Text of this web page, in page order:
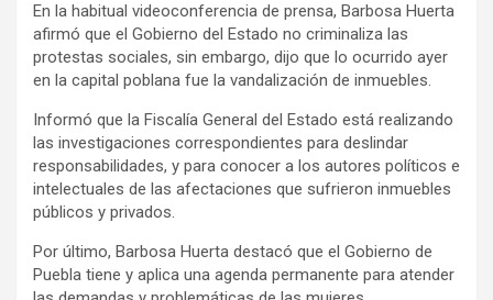
En la habitual videoconferencia de prensa, Barbosa Huerta
afirmó que el Gobierno del Estado no criminaliza las
protestas sociales, sin embargo, dijo que lo ocurrido ayer
en la capital poblana fue la vandalización de inmuebles.
Informó que la Fiscalía General del Estado está realizando
las investigaciones correspondientes para deslindar
responsabilidades, y para conocer a los autores políticos e
intelectuales de las afectaciones que sufrieron inmuebles
públicos y privados.
Por último, Barbosa Huerta destacó que el Gobierno de
Puebla tiene y aplica una agenda permanente para atender